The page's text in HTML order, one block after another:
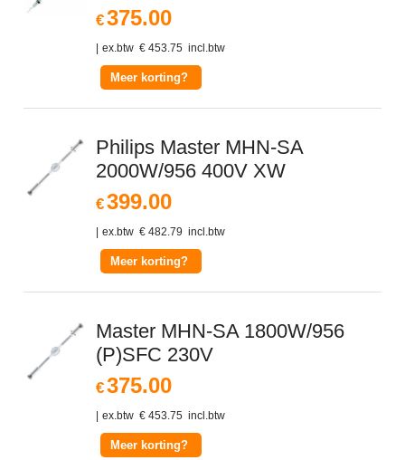
€375.00
ex.btw € 453.75 incl.btw
Meer korting?
Philips Master MHN-SA
2000W/956 400V XW
€399.00
ex.btw € 482.79 incl.btw
Meer korting?
Master MHN-SA 1800W/956
(P)SFC 230V
€375.00
ex.btw € 453.75 incl.btw
Meer korting?